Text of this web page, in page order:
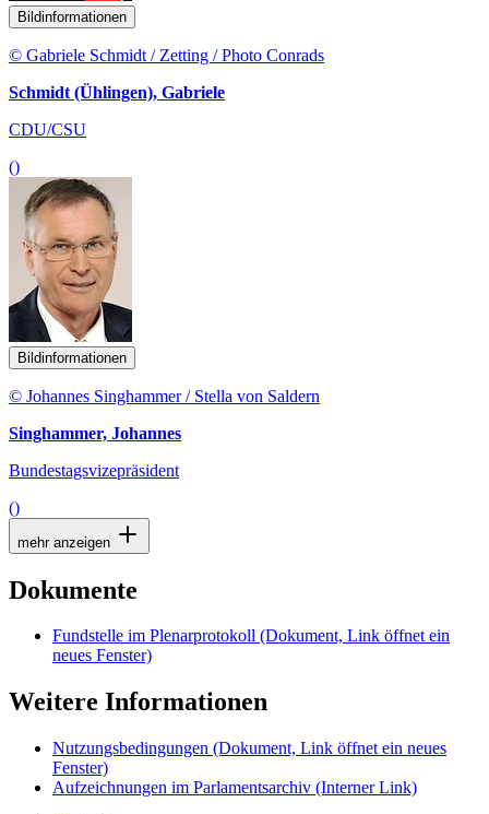
Bildinformationen
© Gabriele Schmidt / Zetting / Photo Conrads
Schmidt (Ühlingen), Gabriele
CDU/CSU
()
Bildinformationen
© Johannes Singhammer / Stella von Saldern
Singhammer, Johannes
Bundestagsvizepräsident
()
mehr anzeigen
Dokumente
Fundstelle im Plenarprotokoll (Dokument, Link öffnet ein
neues Fenster)
Weitere Informationen
Nutzungsbedingungen (Dokument, Link öffnet ein neues
Fenster)
Aufzeichnungen im Parlamentsarchiv (Interner Link)